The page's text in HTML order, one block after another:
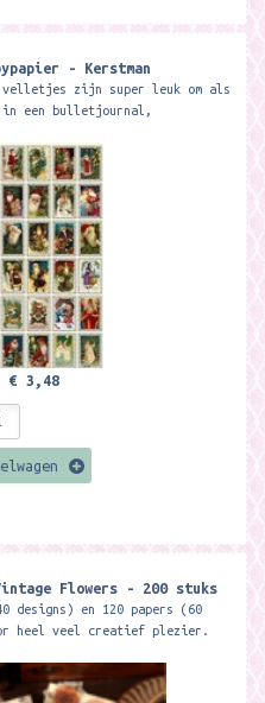
- Kerstman
zijn super leuk om als
in een bulletjournal,
€ 3,48
Flowers - 200 stuks
designs) en 120 papers (60
heel veel creatief plezier.